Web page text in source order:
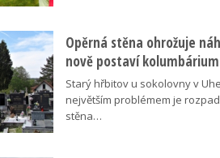
Opěrná stěna ohrožuje
nově postaví kolumbárium
Starý hřbitov u sokolovny v
největším problémem je
stěna…